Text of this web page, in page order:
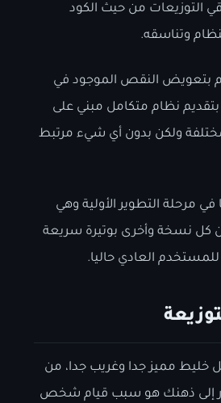
التوزيعات من حيث الكود
وتناسقه.
بتعويض النقص الموجود في
نظام متكامل مبني على
ولكن بدون أي شيء مرتبط
في مرحلة التطوير الأولية وهي
كل نسخة وأخرى بوتيرة سريعة
العادي حاليا.
خليط مميز جدا وغريب جدا، من
إلى ذهنك هو سبب قيام شخص